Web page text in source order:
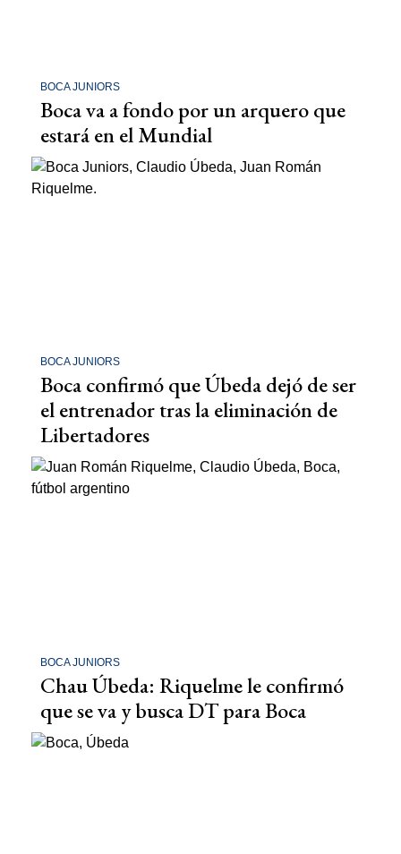
BOCA JUNIORS
Boca va a fondo por un arquero que
estará en el Mundial
BOCA JUNIORS
Boca confirmó que Úbeda dejó de ser
el entrenador tras la eliminación de
Libertadores
BOCA JUNIORS
Chau Úbeda: Riquelme le confirmó
que se va y busca DT para Boca